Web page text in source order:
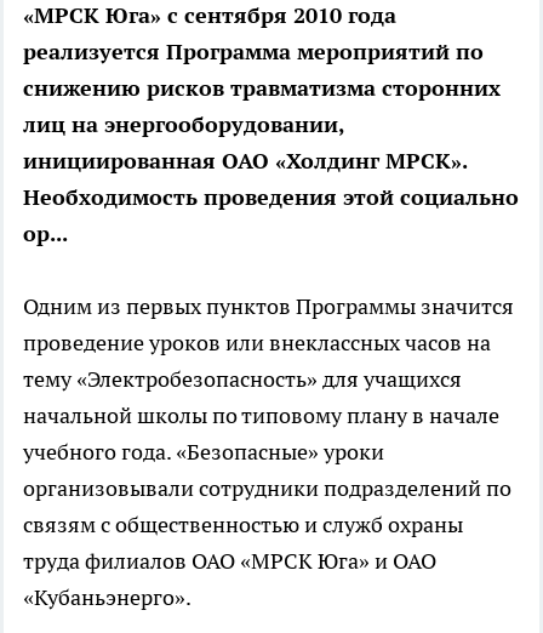
«МРСК Юга» с сентября 2010 года
реализуется Программа мероприятий по
снижению рисков травматизма сторонних
лиц на энергооборудовании,
инициированная ОАО «Холдинг МРСК».
Необходимость проведения этой социально
ор...
Одним из первых пунктов Программы значится
проведение уроков или внеклассных часов на
тему «Электробезопасность» для учащихся
начальной школы по типовому плану в начале
учебного года. «Безопасные» уроки
организовывали сотрудники подразделений по
связям с общественностью и служб охраны
труда филиалов ОАО «МРСК Юга» и ОАО
«Кубаньэнерго».